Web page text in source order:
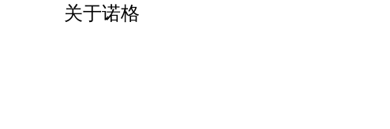
关于诺格